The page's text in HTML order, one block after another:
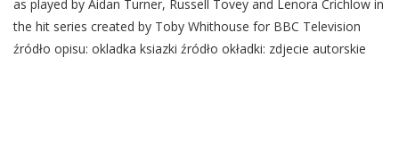
as played by Aidan Turner, Russell Tovey and Lenora Crichlow in
the hit series created by Toby Whithouse for BBC Television
źródło opisu: okladka ksiazki źródło okładki: zdjecie autorskie